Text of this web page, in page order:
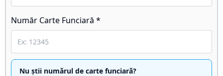
Număr Carte Funciară *
Nu știi numărul de carte funciară?